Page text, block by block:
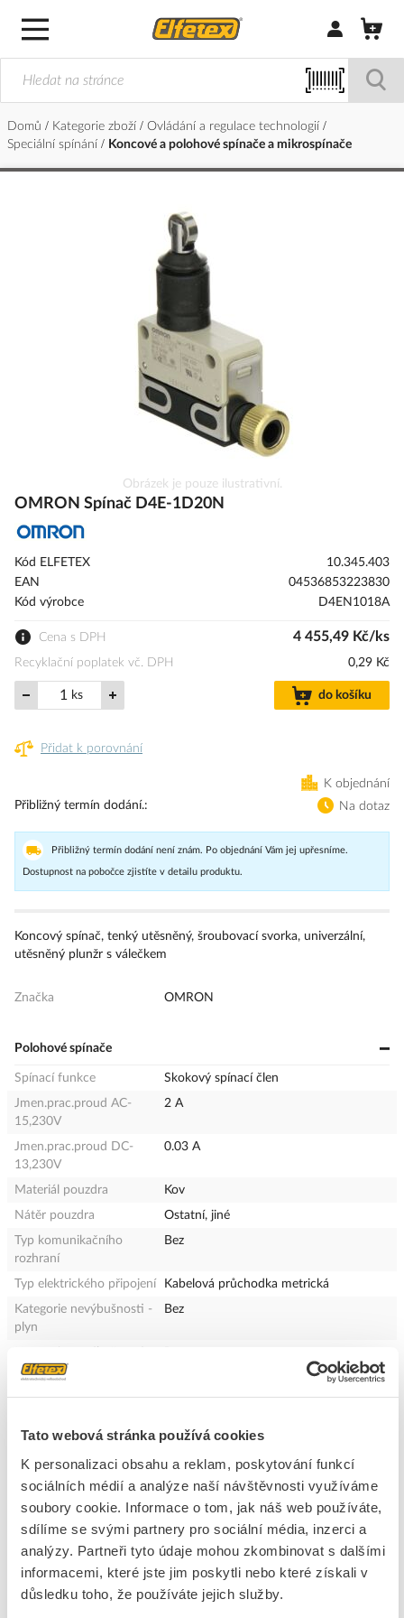
Tato webová stránka používá cookies
K personalizaci obsahu a reklam, poskytování funkcí
sociálních médií a analýze naší návštěvnosti využíváme
soubory cookie. Informace o tom, jak náš web používáte,
sdílíme se svými partnery pro sociální média, inzerci a
analýzy. Partneři tyto údaje mohou zkombinovat s dalšími
informacemi, které jste jim poskytli nebo které získali v
důsledku toho, že používáte jejich služby.
Přihlásit/
Domů Kategorie zboží
Ovládání a regulace technologií
Speciální spínání
Koncové a polohové spínače a mikrospínače
na
galerie
s
Obrázek je pouze ilustrativní.
OMRON Spínač D4E-1D20N
Kód ELFETEX
10.345.403
EAN
04536853223830
Kód výrobce
D4EN1018A
Cena s DPH 4 455,49 Kč/ks
Recyklační poplatek vč. DPH 0,29 Kč
ks do košíku
Přidat k porovnání
K objednání
Přibližný termín dodání.
Na dotaz
Přibližný termín dodání není znám. Po objednání Vám jej upřesníme.
Dostupnost na pobočce zjistíte v detailu produktu.
Koncový spínač, tenký utěsněný, šroubovací svorka, univerzální,
utěsněný plunžr s válečkem
Značka OMRON
Polohové spínače
Spínací funkce
Skokový spínací člen
Jmen.prac.proud AC-
15,230V
2 A
Jmen.prac.proud DC-
13,230V
0.03 A
Materiál pouzdra
Kov
Nátěr pouzdra
Ostatní, jiné
Typ komunikačního
rozhraní
Bez
Typ elektrického připojení
Kabelová průchodka metrická
Kategorie nevýbušnosti -
plyn
Bez
prach
Konstrukční typ krytu
Kvádr
Verze rozhraní
Bez
15,125 V
3 A
Jmen.prac.proud Ie AC-
15, 24 V
3 A
Jmen.prac.proud Ie DC-
13,125 V
0.05 A